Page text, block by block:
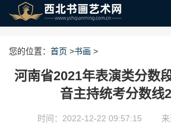
您的位置： 首页 >书画 >
河南省2021年表演类分数
音主持统考分数线
时间：2022-12-22 09:57:15